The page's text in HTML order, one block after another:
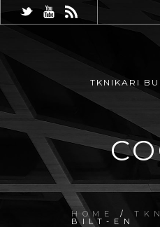
TKNIKARI
HOME /
BILT-EN